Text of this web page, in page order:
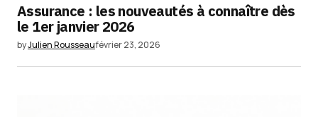
Assurance : les nouveautés à connaître dès
le 1er janvier 2026
byJulien Rousseaufévrier 23, 2026